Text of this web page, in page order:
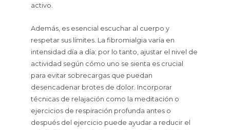
activo.
Además, es esencial escuchar al cuerpo y
respetar sus límites. La fibromialgia varía en
intensidad día a día; por lo tanto, ajustar el nivel de
actividad según cómo uno se sienta es crucial
para evitar sobrecargas que puedan
desencadenar brotes de dolor. Incorporar
técnicas de relajación como la meditación o
ejercicios de respiración profunda antes o
después del ejercicio puede ayudar a reducir el